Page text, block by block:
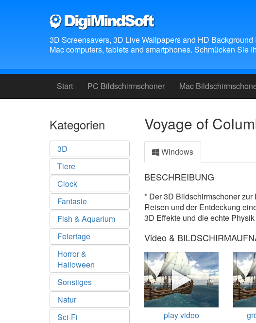
3D Screensavers, 3D Live Wallpapers and HD Background
Mac computers, tablets and smartphones. Schmücken Sie
Start PC Bildschirmschoner Mac
Kategorien
3D
Tiere
Clock
Fantasie
Fish & Aquarium
Feiertage
Horror &
Halloween
Sonstiges
Natur
Sci-Fi
Voyage of
Windows
BESCHREIBUNG
* Der 3D Bildschirmschoner
Reisen und der Entdeckung
3D Effekte und die echte
Video &
play video